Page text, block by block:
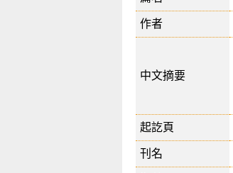
作者
中文摘要
起訖頁
刊名